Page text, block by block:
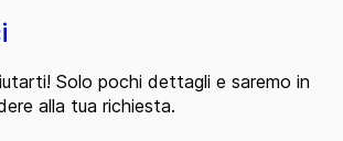
Solo pochi dettagli e saremo in
alla tua richiesta.